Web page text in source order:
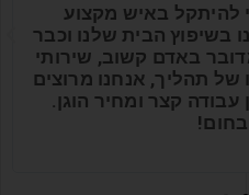
להיתקל באיש מקצוע
בשיפוץ הבית שלנו וכבר
באדם קשוב, שירותי
של תהליך, אנחנו מרוצים
קצר ומחיר הוגן.